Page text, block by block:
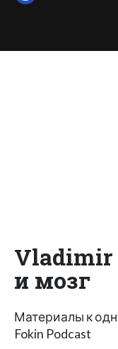
Vladimir
и мозг
Материалы к
Fokin Podcast